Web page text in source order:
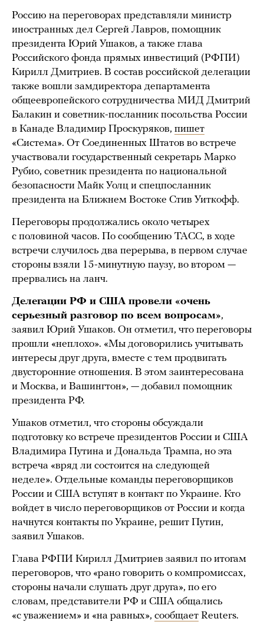
Россию на переговорах представляли министр
иностранных дел Сергей Лавров, помощник
президента Юрий Ушаков, а также глава
Российского фонда прямых инвестиций (РФПИ)
Кирилл Дмитриев. В состав российской делегации
также вошли замдиректора департамента
общеевропейского сотрудничества МИД Дмитрий
Балакин и советник-посланник посольства России
в Канаде Владимир Проскуряков, пишет
«Система». От Соединенных Штатов во встрече
участвовали государственный секретарь Марко
Рубио, советник президента по национальной
безопасности Майк Уолц и спецпосланник
президента на Ближнем Востоке Стив Уиткофф.
Переговоры продолжались около четырех
с половиной часов. По сообщению ТАСС, в ходе
встречи случилось два перерыва, в первом случае
стороны взяли 15-минутную паузу, во втором —
прервались на ланч.
Делегации РФ и США провели «очень
серьезный разговор по всем вопросам»,
заявил Юрий Ушаков. Он отметил, что переговоры
прошли «неплохо». «Мы договорились учитывать
интересы друг друга, вместе с тем продвигать
двусторонние отношения. В этом заинтересована
и Москва, и Вашингтон», — добавил помощник
президента РФ.
Ушаков отметил, что стороны обсуждали
подготовку ко встрече президентов России и США
Владимира Путина и Дональда Трампа, но эта
встреча «вряд ли состоится на следующей
неделе». Отдельные команды переговорщиков
России и США вступят в контакт по Украине. Кто
войдет в число переговорщиков от России и когда
начнутся контакты по Украине, решит Путин,
заявил Ушаков.
Глава РФПИ Кирилл Дмитриев заявил по итогам
переговоров, что «рано говорить о компромиссах,
стороны начали слушать друг друга», по его
словам, представители РФ и США общались
«с уважением» и «на равных», сообщает Reuters.